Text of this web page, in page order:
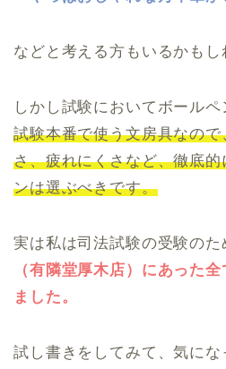
などと考える方もいるかもし
しかし試験においてボールペ
試験本番で使う文房具なの
さ、疲れにくさなど、徹底
ンは選ぶべきです。
実は私は司法試験の受験のた
（有隣堂厚木店）にあった
ました。
試し書きをしてみて、気に